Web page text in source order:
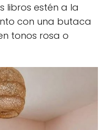
libros estén a la
con una butaca
tonos rosa o